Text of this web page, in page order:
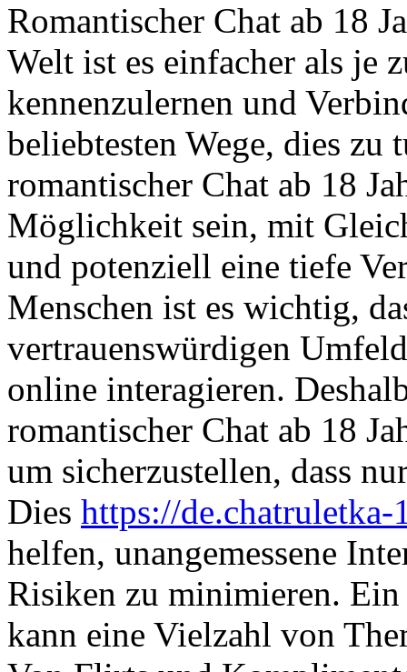
Romantischer Chat ab 18
Welt ist es einfacher als je
kennenzulernen und
beliebtesten Wege, dies
romantischer Chat ab 18
Möglichkeit sein, mit
und potenziell eine tiefe
Menschen ist es wichtig,
vertrauenswürdigen
online interagieren.
romantischer Chat ab 18
um sicherzustellen, dass
Dies https://de.chatruletka-
helfen, unangemessene
Risiken zu minimieren. Ein
kann eine Vielzahl von